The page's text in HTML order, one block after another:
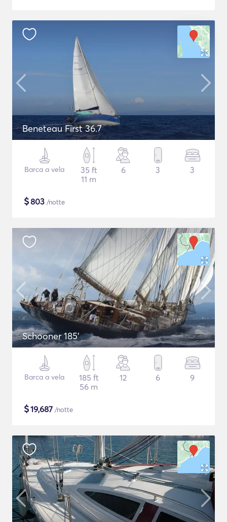
Beneteau First 36.7
Barca a vela
35 ft
11 m
6 3 3
$803 /notte
Schooner 185'
Barca a vela
185 ft
56 m
12 6 9
$19,687 /notte